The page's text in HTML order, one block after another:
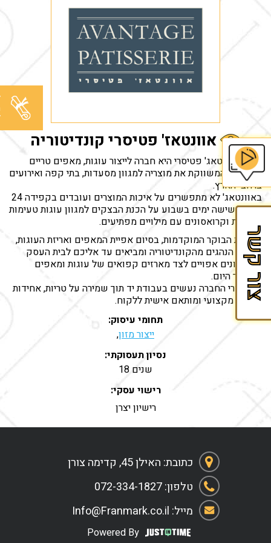
אוונטאז' פטיסרי קונדיטוריה
חברת אוונטאג' פטיסרי היא חברה לייצור עוגות, מאפים טריים
וקינוחים המשווקת את מוצריה למגוון מסעדות, בתי קפה ואירועים
ברחבי הארץ.
באוונטאג' לא מתפשרים על איכות המוצרים ועובדים בקפידה 24
שעות, שישה ימים בשבוע על הכנת הבצקים למגוון עוגות טעימות
ופריכות וקרואסונים עם מילויים מפתיעים.
בשעות הבוקר המוקדמות, בסיום אפיית המאפים ואריזת העוגות,
יוצאים הנהגים מהקונדיטוריה ומביאים עד אליכם לבית העסק
קרואסונים אפויים לצד מארזים קפואים של עוגות ומאפים
להמשך היום.
כל מוצרי החברה נעשים בעבודת יד תוך שמירה על טריות, אחידות
ושירות מקצועי ומותאם אישית ללקוח.
תחומי עיסוק:
ייצור מזון,
נסיון תעסוקתי:
18 שנים
רישוי עסקי:
רישיון יצרן
כתובת: האילן 45, קדימה צורן
טלפון: 072-334-1827
מייל: Info@Franmark.co.il
Powered By
בית
הספר
לזכיינות
של
Fran&Mark
צור קשר